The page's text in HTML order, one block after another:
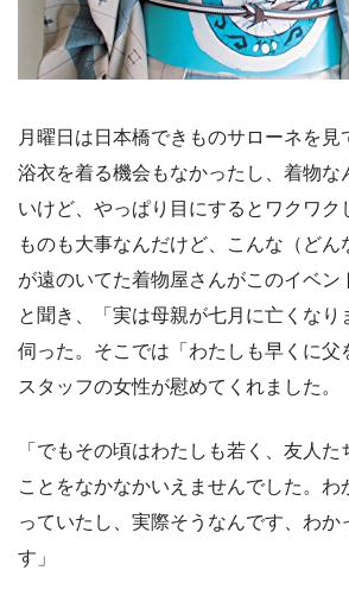
月曜日は日本橋できものサローネを見
浴衣を着る機会もなかったし、着物な
いけど、やっぱり目にするとワクワク
ものも大事なんだけど、こんな（どん
が遠のいてた着物屋さんがこのイベン
と聞き、「実は母親が七月に亡くなり
伺った。そこでは「わたしも早くに父
スタッフの女性が慰めてくれました。
「でもその頃はわたしも若く、友人
ことをなかなかいえませんでした。わ
っていたし、実際そうなんです、わか
す」